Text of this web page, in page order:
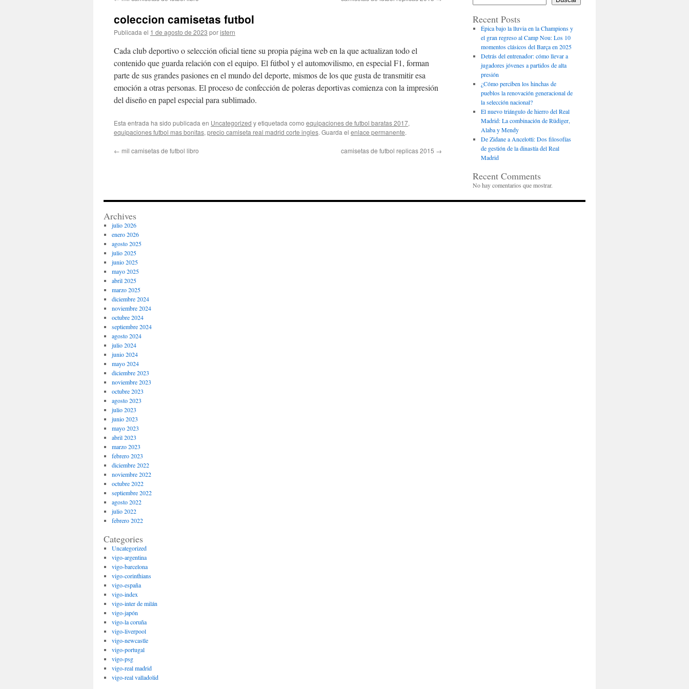
contenido
coleccion camisetas futbol
Publicada el 1 de agosto de 2023 poristern
Cada club deportivo o selección oficial tiene su propia página web en la que actualizan todo el
contenido que guarda relación con el equipo. El fútbol y el automovilismo, en especial F1, forman
parte de sus grandes pasiones en el mundo del deporte, mismos de los que gusta de transmitir esa
emoción a otras personas. El proceso de confección de poleras deportivas comienza con la impresión
del diseño en papel especial para sublimado.
Esta entrada ha sido publicada en Uncategorized y etiquetada como equipaciones de futbol baratas 2017,
equipaciones futbol mas bonitas, precio camiseta real madrid corte ingles. Guarda el enlace permanente.
← mil camisetas de futbol libro camisetas de futbol replicas 2015 →
Recent Posts
Épica bajo la lluvia en la Champions y
el gran regreso al Camp Nou: Los 10
momentos clásicos del Barça en 2025
Detrás del entrenador: cómo llevar a
jugadores jóvenes a partidos de alta
presión
¿Cómo perciben los hinchas de
pueblos la renovación generacional de
la selección nacional?
El nuevo triángulo de hierro del Real
Madrid: La combinación de Rüdiger,
Alaba y Mendy
De Zidane a Ancelotti: Dos filosofías
de gestión de la dinastía del Real
Madrid
Recent Comments
No hay comentarios que mostrar.
Archives
julio 2026
enero 2026
agosto 2025
julio 2025
junio 2025
mayo 2025
abril 2025
marzo 2025
diciembre 2024
noviembre 2024
octubre 2024
septiembre 2024
agosto 2024
julio 2024
junio 2024
mayo 2024
diciembre 2023
noviembre 2023
octubre 2023
agosto 2023
julio 2023
junio 2023
mayo 2023
abril 2023
marzo 2023
febrero 2023
diciembre 2022
noviembre 2022
octubre 2022
septiembre 2022
agosto 2022
julio 2022
febrero 2022
Categories
Uncategorized
vigo-argentina
vigo-barcelona
vigo-corinthians
vigo-españa
vigo-index
vigo-inter de milán
vigo-japón
vigo-la coruña
vigo-liverpool
vigo-newcastle
vigo-portugal
vigo-psg
vigo-real madrid
vigo-real valladolid